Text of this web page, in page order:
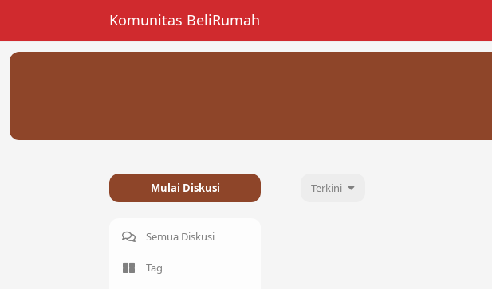
Komunitas BeliRumah
Mulai Diskusi
Semua Diskusi
Tag
Terkini